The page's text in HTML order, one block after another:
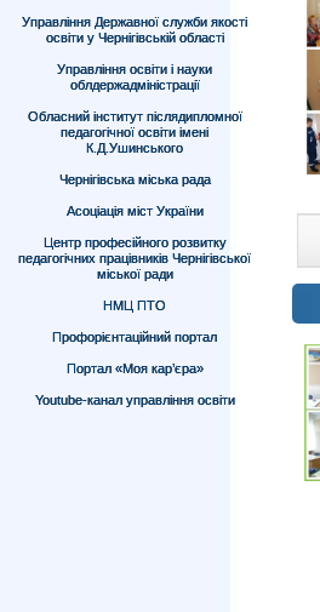
Управління Державної служби якості
освіти у Чернігівській області
Управління освіти і науки
облдержадміністрації
Обласний інститут післядипломної
педагогічної освіти імені
К.Д.Ушинського
Чернігівська міська рада
Асоціація міст України
Центр професійного розвитку
педагогічних працівників Чернігівської
міської ради
НМЦ ПТО
Профорієнтаційний портал
Портал «Моя кар’єра»
Youtube-канал управління освіти